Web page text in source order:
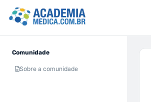
Comunidade
Sobre a comunidade